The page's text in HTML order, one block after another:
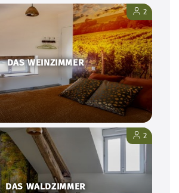
DAS WEINZIMMER
2
DAS WALDZIMMER
2